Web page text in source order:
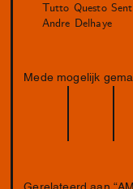
Tutto Questo
Andre Delhaye
Mede mogelijk
Gerelateerd aan